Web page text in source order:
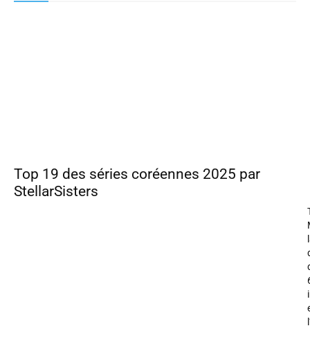
Top 19 des séries coréennes 2025 par
StellarSisters